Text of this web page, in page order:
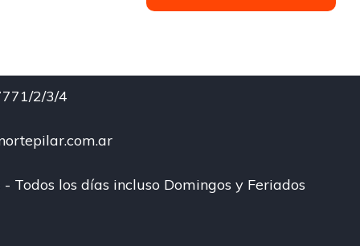
2/3/4
Todos los días incluso Domingos y Feriados